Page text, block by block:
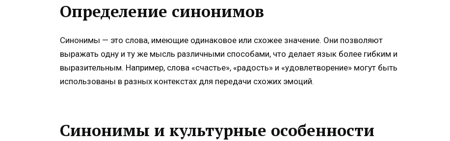
Определение синонимов
Синонимы — это слова, имеющие одинаковое или схожее значение. Они позволяют
выражать одну и ту же мысль различными способами, что делает язык более гибким и
выразительным. Например, слова «счастье», «радость» и «удовлетворение» могут быть
использованы в разных контекстах для передачи схожих эмоций.
Синонимы и культурные особенности